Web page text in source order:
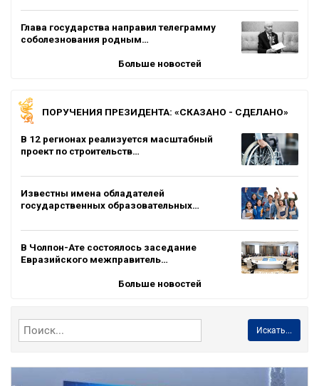
Глава государства направил телеграмму
соболезнования родным…
Больше новостей
ПОРУЧЕНИЯ ПРЕЗИДЕНТА: «СКАЗАНО - СДЕЛАНО»
В 12 регионах реализуется масштабный
проект по строительств…
Известны имена обладателей
государственных образовательных…
В Чолпон-Ате состоялось заседание
Евразийского межправитель…
Больше новостей
Искать...